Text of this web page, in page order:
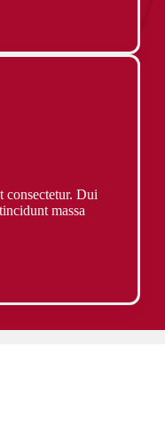
consectetur. Dui
massa